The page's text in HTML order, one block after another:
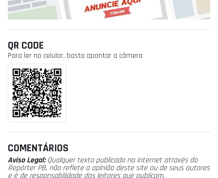
QR CODE
Para ler no celular, basta apontar a câmera
COMENTÁRIOS
Aviso Legal:Qualquer texto publicado na internet através do
Repórter PB, não reflete a opinião deste site ou de seus autores
e é de responsabilidade dos leitores que publicam.